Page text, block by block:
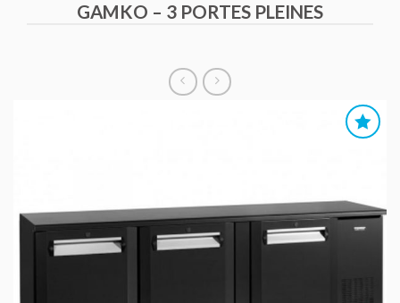
GAMKO – 3 PORTES PLEINES